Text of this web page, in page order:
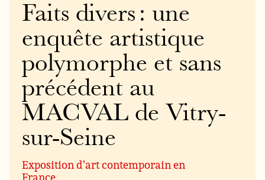
Faits divers : une
enquête artistique
polymorphe et sans
précédent au
MACVAL de Vitry-
sur-Seine
Exposition d’art contemporain en
France